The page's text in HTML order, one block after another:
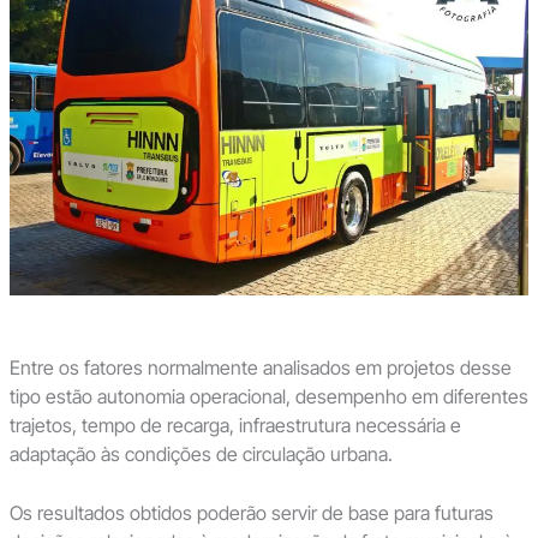
Entre os fatores normalmente analisados em projetos desse
tipo estão autonomia operacional, desempenho em diferentes
trajetos, tempo de recarga, infraestrutura necessária e
adaptação às condições de circulação urbana.
Os resultados obtidos poderão servir de base para futuras